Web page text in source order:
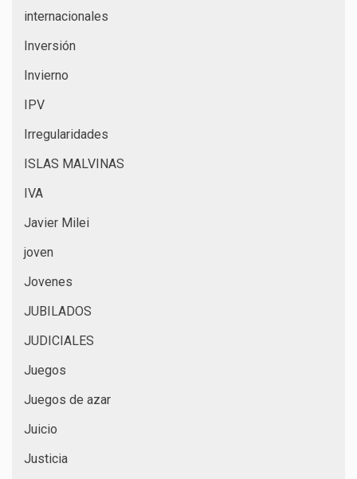
internacionales
Inversión
Invierno
IPV
Irregularidades
ISLAS MALVINAS
IVA
Javier Milei
joven
Jovenes
JUBILADOS
JUDICIALES
Juegos
Juegos de azar
Juicio
Justicia